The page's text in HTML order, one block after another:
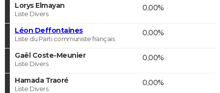
Lorys Elmayan
Liste Divers
0,00%
Léon Deffontaines
Liste du Parti communiste français
0,00%
Gaël Coste-Meunier
Liste Divers
0,00%
Hamada Traoré
Liste Divers
0,00%